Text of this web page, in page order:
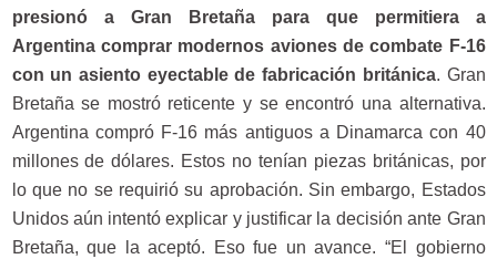
presionó a Gran Bretaña para que permitiera a
Argentina comprar modernos aviones de combate F-16
con un asiento eyectable de fabricación británica. Gran
Bretaña se mostró reticente y se encontró una alternativa.
Argentina compró F-16 más antiguos a Dinamarca con 40
millones de dólares. Estos no tenían piezas británicas, por
lo que no se requirió su aprobación. Sin embargo, Estados
Unidos aún intentó explicar y justificar la decisión ante Gran
Bretaña, que la aceptó. Eso fue un avance. “El gobierno